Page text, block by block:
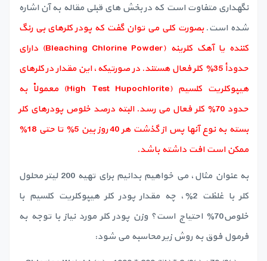
نگهداری متفاوت است که در بخش های قبلی مقاله به آن اشاره
شده است.بصورت کلی می توان گفت که پودر کلرهای بی رنگ
کننده یا آهک کلرینه (Bleaching Chlorine Powder) دارای
حدودأ 35٪ کلر فعال هستند. در صورتیکه، این مقدار در کلرهای
هیپوکلریت کلسیم (High Test Hupochlorite) معمولاْ به
حدود 70٪ کلر فعال می رسد. البته درصد خلوص پودرهای کلر
بسته به نوع آنها پس از گذشت هر 40 روز بین 5٪ تا حتی 18٪
ممکن است افت داشته باشد.
به عنوان مثال، می خواهیم بدانیم برای تهیه 200 لیتر محلول
کلر با غلظت 2٪، چه مقدار پودر کلر هیپوکلریت کلسیم با
خلوص70٪ احتیاج است؟ وزن پودر کلر مورد نیاز با توجه به
فرمول فوق به روش زیر محاسبه می شود: